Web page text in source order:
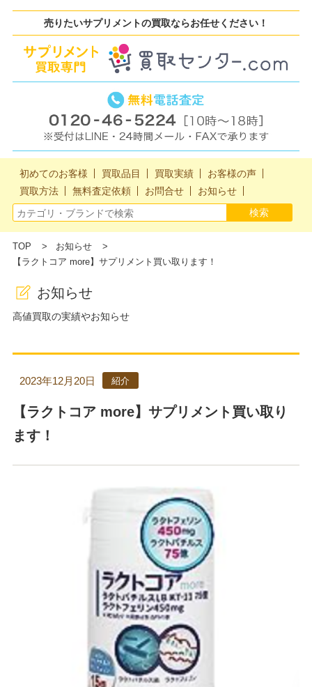
売りたいサプリメントの買取ならお任せください！
初めてのお客様 買取品目 買取実績
お客様の声
買取方法
無料査定依頼 お問合せ お知らせ
TOP
お知らせ
【ラクトコア more】サプリメント買い取ります！
お知らせ
高値買取の実績やお知らせ
【ラクトコア more】サプリメント買い取り
ます！
2023年12月20日 紹介